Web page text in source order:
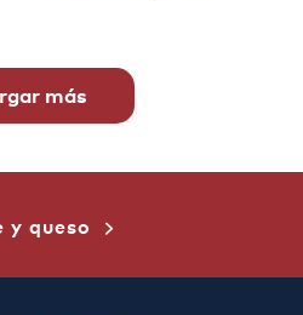
más
y queso